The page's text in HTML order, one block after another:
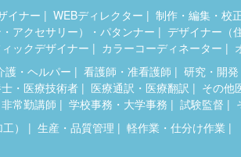
イナー WEBディレクター
制作・編集・校
アクセサリー）・パタンナー
デザイナー（
ックデザイナー
カラーコーディネーター
護・ヘルパー 看護師・准看護師
研究・開
・医療技術者
医療通訳・医療翻訳
その他
常勤講師
学校事務・大学事務 試験監督
） 生産・品質管理 軽作業・仕分け作業